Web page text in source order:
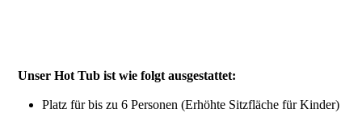
Unser Hot Tub ist wie folgt ausgestattet:
Platz für bis zu 6 Personen (Erhöhte Sitzfläche für Kinder)